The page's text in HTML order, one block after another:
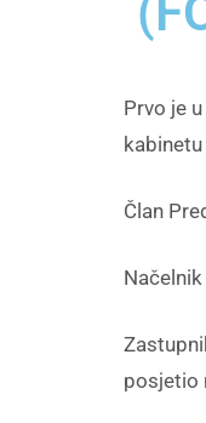
Prvo je
Član
posjetio